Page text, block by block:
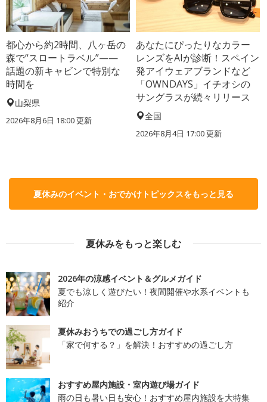
都心から約2時間、八ヶ岳の
森で“スロートラベル”——
話題の新キャビンで特別な
時間を
山梨県
2026年8月6日 18:00更新
あなたにぴったりなカラー
レンズをAIが診断！スペイン
発アイウェアブランドなど
「OWNDAYS」イチオシの
サングラスが続々リリース
全国
2026年8月4日 17:00更新
夏休みのイベント・おでかけトピックスをもっと見る
夏休みをもっと楽しむ
2026年の涼感イベント＆グルメガイド
夏でも涼しく遊びたい！夜間開催や水系イベントも
紹介
夏休みおうちでの過ごし方ガイド
「家で何する？」を解決！おすすめの過ごし方
おすすめ屋内施設・室内遊び場ガイド
雨の日も暑い日も安心！おすすめ屋内施設を大特集